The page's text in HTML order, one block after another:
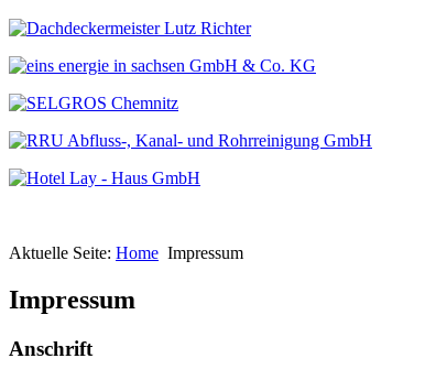
Aktuelle Seite: Home Impressum
Impressum
Anschrift